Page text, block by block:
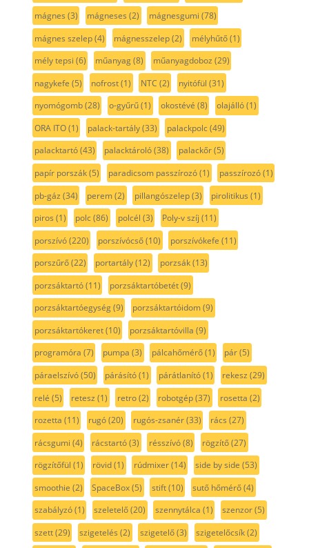
mágnes (3) mágneses (2) mágnesgumi (78)
mágnes szelep(4) mágnesszelep(2) mélyhűtő(1)
mély tepsi (6) műanyag(8) műanyagdoboz (29)
nagykefe (5) nofrost(1) NTC (2) nyitófül (31)
nyomógomb(28) o-gyűrű(1) okostévé (8) olajálló(1)
ORA ITO(1) palack-tartály(33) palackpolc(49)
palacktartó(43) palacktároló(38) palackőr(5)
papír porszák(5) paradicsom passzírozó(1) passzírozó(1)
pb-gáz (34) perem(2) pillangószelep(3) pirolitikus (1)
piros (1) polc(86) polcél (3) Poly-v szíj (11)
porszívó(220) porszívócső(10) porszívókefe (11)
porszűrő(22) portartály(12) porzsák(13)
porzsáktartó(11) porzsáktartóbetét(9)
porzsáktartóegység(9) porzsáktartóidom(9)
porzsáktartókeret(10) porzsáktartóvilla (9)
programóra (7) pumpa (3) pálcahőmérő(1) pár(5)
páraelszívó(50) párásító(1) párátlanító(1) rekesz (29)
relé (5) retesz (1) retro(2) robotgép(37) rosetta (2)
rozetta (11) rugó(20) rugós-zsanér(33) rács (27)
rácsgumi (4) rácstartó(3) résszívó(8) rögzítő(27)
rögzítőfül (1) rövid(1) rúdmixer(14) side by side (53)
smoothie (2) SpaceBox(5) stift(10) sutő hőmérő(4)
szabályzó(1) szeletelő(20) szennytálca (1) szenzor(5)
szett(29) szigetelés (2) szigetelő(3) szigetelőcsík(2)